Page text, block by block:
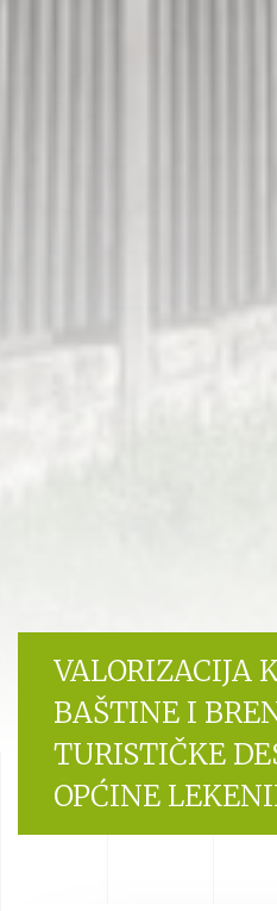
VALORIZACIJA
BAŠTINE I
TURISTIČKE
OPĆINE